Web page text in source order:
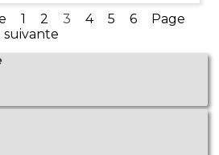
détection des entreprises
d’hypercroissance du
territoire, a été lancé par le
gouvernement en 2014.
Aller à la page :
1 Aller à la page :
2 Page actuelle :
3 Aller à la page :
4 Aller à la page :
5 Aller à la
6
Page
suivante
au sommaire